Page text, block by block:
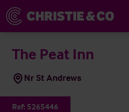
The Peat Inn
Nr St Andrews
Ref: 5265446